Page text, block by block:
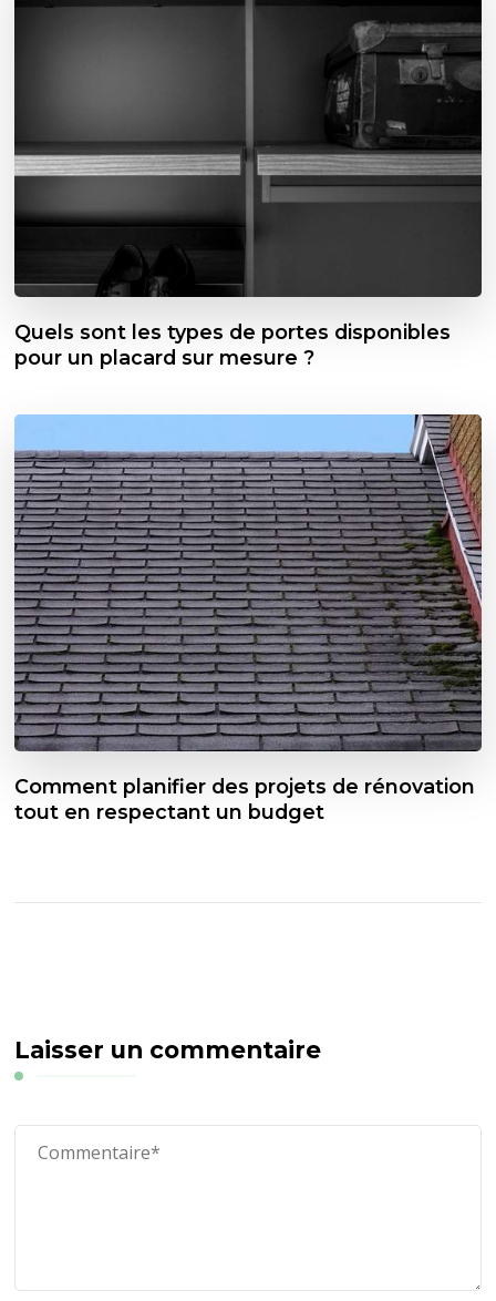
Quels sont les types de portes disponibles
pour un placard sur mesure ?
Comment planifier des projets de rénovation
tout en respectant un budget
Laisser un commentaire